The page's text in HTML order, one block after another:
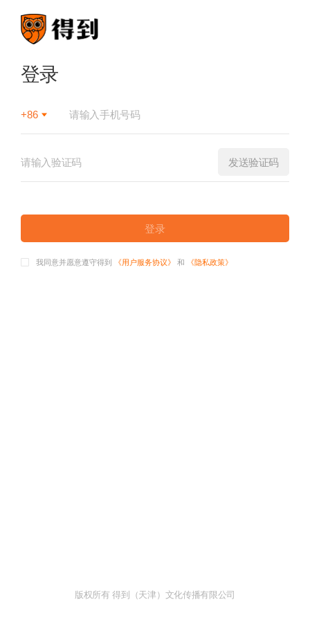
登录
+86
发送验证码
登录
我同意并愿意遵守得到 《用户服务协议》 和 《隐私政策》
版权所有 得到（天津）文化传播有限公司